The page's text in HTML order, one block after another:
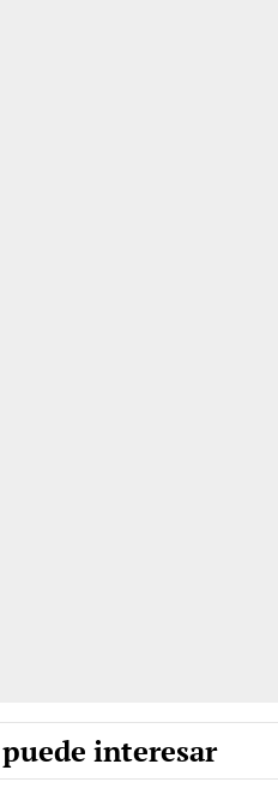
interesar